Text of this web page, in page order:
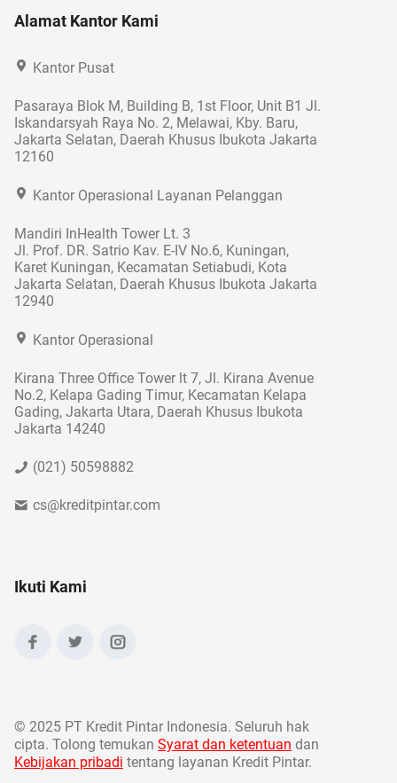
Alamat Kantor Kami
Kantor Pusat
Pasaraya Blok M, Building B, 1st Floor, Unit B1 Jl.
Iskandarsyah Raya No. 2, Melawai, Kby. Baru,
Jakarta Selatan, Daerah Khusus Ibukota Jakarta
12160
Kantor Operasional Layanan Pelanggan
Mandiri InHealth Tower Lt. 3
Jl. Prof. DR. Satrio Kav. E-IV No.6, Kuningan,
Karet Kuningan, Kecamatan Setiabudi, Kota
Jakarta Selatan, Daerah Khusus Ibukota Jakarta
12940
Kantor Operasional
Kirana Three Office Tower lt 7, Jl. Kirana Avenue
No.2, Kelapa Gading Timur, Kecamatan Kelapa
Gading, Jakarta Utara, Daerah Khusus Ibukota
Jakarta 14240
(021) 50598882
cs@kreditpintar.com
Ikuti Kami
© 2025 PT Kredit Pintar Indonesia. Seluruh hak
cipta. Tolong temukan Syarat dan ketentuan dan
Kebijakan pribadi tentang layanan Kredit Pintar.